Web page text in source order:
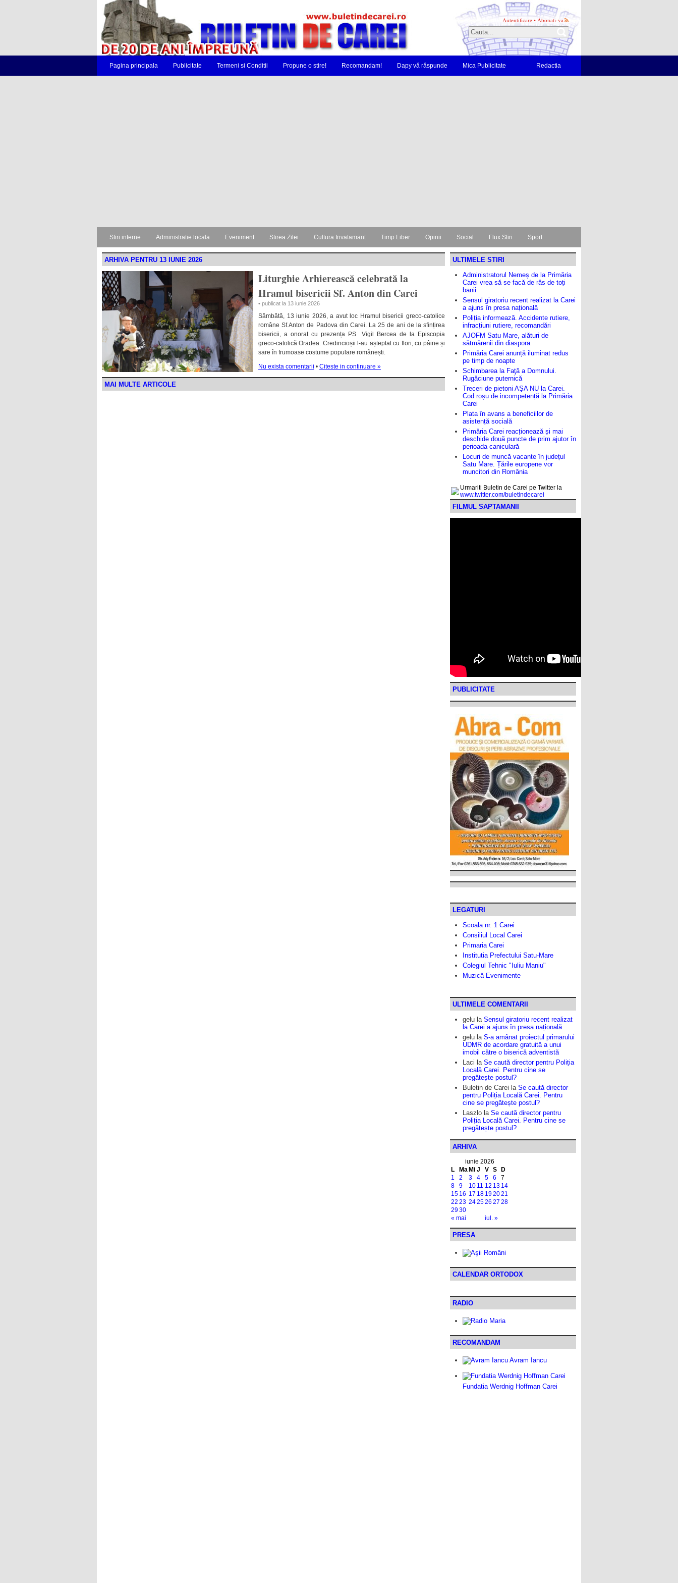
Autentificare • Abonati-va
Pagina principala Publicitate Termeni si Conditii Propune o stire! Recomandam! Dapy vă răspunde Mica Publicitate Redactia
Stiri interne Administratie locala Eveniment Stirea Zilei Cultura Invatamant Timp Liber Opinii Social Flux Stiri Sport
ARHIVA PENTRU 13 IUNIE 2026
Liturghie Arhierească celebrată la
Hramul bisericii Sf. Anton din Carei
• publicat la 13 iunie 2026
Sâmbătă, 13 iunie 2026, a avut loc Hramul bisericii greco-catolice
române Sf.Anton de Padova din Carei. La 25 de ani de la sfințirea
bisericii, a onorat cu prezența PS Vigil Bercea de la Episcopia
greco-catolică Oradea. Credincioșii l-au așteptat cu flori, cu pâine și
sare în frumoase costume populare românești.
Nu exista comentarii • Citeste in continuare »
MAI MULTE ARTICOLE
ULTIMELE STIRI
Administratorul Nemeș de la Primăria
Carei vrea să se facă de râs de toți
banii
Sensul giratoriu recent realizat la Carei
a ajuns în presa națională
Poliția informează. Accidente rutiere,
infracțiuni rutiere, recomandări
AJOFM Satu Mare, alături de
sătmărenii din diaspora
Primăria Carei anunță iluminat redus
pe timp de noapte
Schimbarea la Faţă a Domnului.
Rugăciune puternică
Treceri de pietoni AȘA NU la Carei.
Cod roșu de incompetență la Primăria
Carei
Plata în avans a beneficiilor de
asistență socială
Primăria Carei reacționează și mai
deschide două puncte de prim ajutor în
perioada caniculară
Locuri de muncă vacante în județul
Satu Mare. Țările europene vor
muncitori din România
Urmariti Buletin de Carei pe Twitter la
www.twitter.com/buletindecarei
FILMUL SAPTAMANII
PUBLICITATE
LEGATURI
Scoala nr. 1 Carei
Consiliul Local Carei
Primaria Carei
Institutia Prefectului Satu-Mare
Colegiul Tehnic "Iuliu Maniu"
Muzică Evenimente
ULTIMELE COMENTARII
gelu la Sensul giratoriu recent realizat
la Carei a ajuns în presa națională
gelu la S-a amânat proiectul primarului
UDMR de acordare gratuită a unui
imobil către o biserică adventistă
Laci la Se caută director pentru Poliția
Locală Carei. Pentru cine se
pregătește postul?
Buletin de Carei la Se caută director
pentru Poliția Locală Carei. Pentru
cine se pregătește postul?
Laszlo la Se caută director pentru
Poliția Locală Carei. Pentru cine se
pregătește postul?
ARHIVA
iunie 2026
L
Ma Mi J V S D
« mai iul. »
1 2 3 4 5 6
7
8
9 10 11 12 13 14
15 16 17 18 192021
22 23 242526 27 28
2930
PRESA
CALENDAR ORTODOX
RADIO
RECOMANDAM
Avram Iancu
Fundatia Werdnig Hoffman Carei